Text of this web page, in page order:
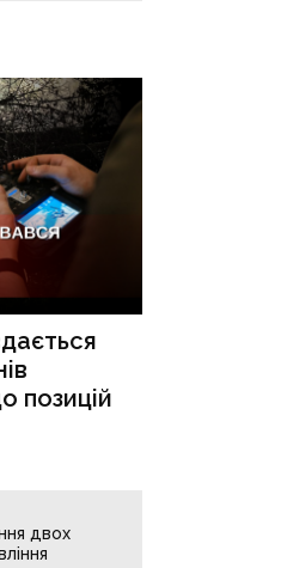
позицій
двох